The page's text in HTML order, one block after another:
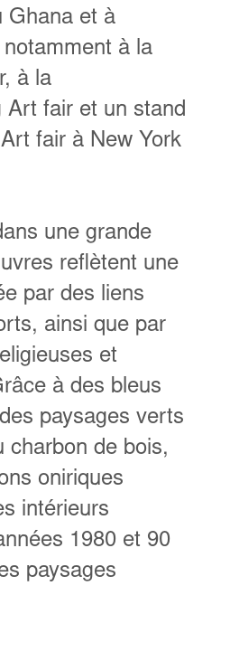
Ghana et à
à la
à la
Art fair et un stand
fair à New York
une grande
reflètent une
par des liens
ainsi que par
et
à des bleus
paysages verts
charbon de bois,
oniriques
intérieurs
1980 et 90
paysages